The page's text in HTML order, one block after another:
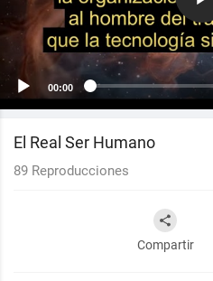
00:00
El Real Ser Humano
89 Reproducciones
Compartir